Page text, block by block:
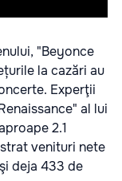
"Beyonce
la cazări au
Experţii
al lui
2.1
venituri nete
deja 433 de